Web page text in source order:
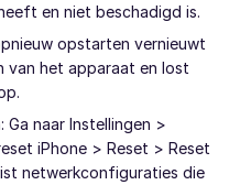
en niet beschadigd is.
opstarten vernieuwt
van het apparaat en lost
Ga naar Instellingen >
iPhone > Reset > Reset
netwerkconfiguraties die